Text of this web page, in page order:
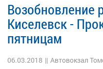
Возобновление
Киселевск -
пятницам
06.03.2018 || Автовокзал